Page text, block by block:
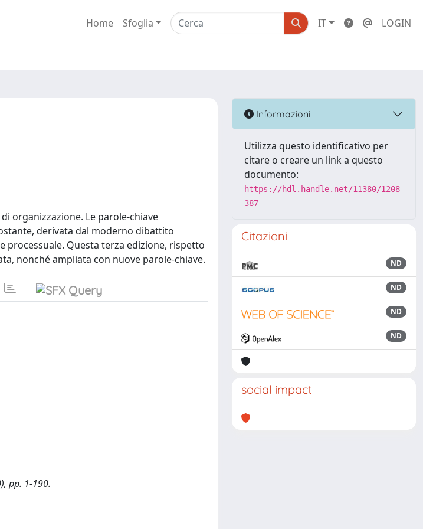
Home Sfoglia IT LOGIN
organizzazione. Le parole-chiave
derivata dal moderno dibattito
Questa terza edizione, rispetto
nonché ampliata con nuove parole-chiave.
pp. 1-190.
Informazioni
Utilizza questo identificativo per
citare o creare un link a questo
documento:
https://hdl.handle.net/11380/1208
387
Citazioni
ND
ND
ND
ND
social impact